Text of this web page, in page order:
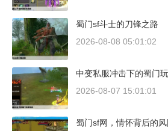
蜀门sf斗士的刀锋之路
2026-08-08 05:01:02
中变私服冲击下的蜀门
2026-08-07 15:01:01
蜀门sf网，情怀背后的